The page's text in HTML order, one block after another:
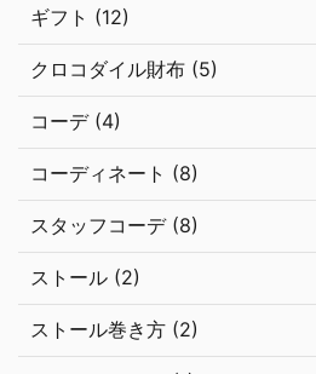
ギフト (12)
クロコダイル財布 (5)
コーデ (4)
コーディネート (8)
スタッフコーデ (8)
ストール (2)
ストール巻き方 (2)